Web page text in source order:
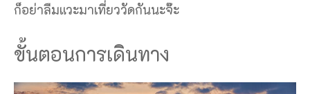
ก็อย่าลืมแวะมาเที่ยววัดกันนะจ๊ะ
ขั้นตอนการเดินทาง